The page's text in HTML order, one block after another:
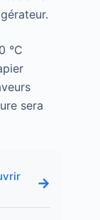
°C
sera
→